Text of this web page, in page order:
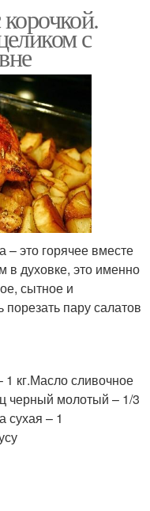
с
это горячее вместе
в духовке, это именно
сытное и
пару салатов
1 кг.Масло сливочное
черный молотый – 1/3
сухая – 1